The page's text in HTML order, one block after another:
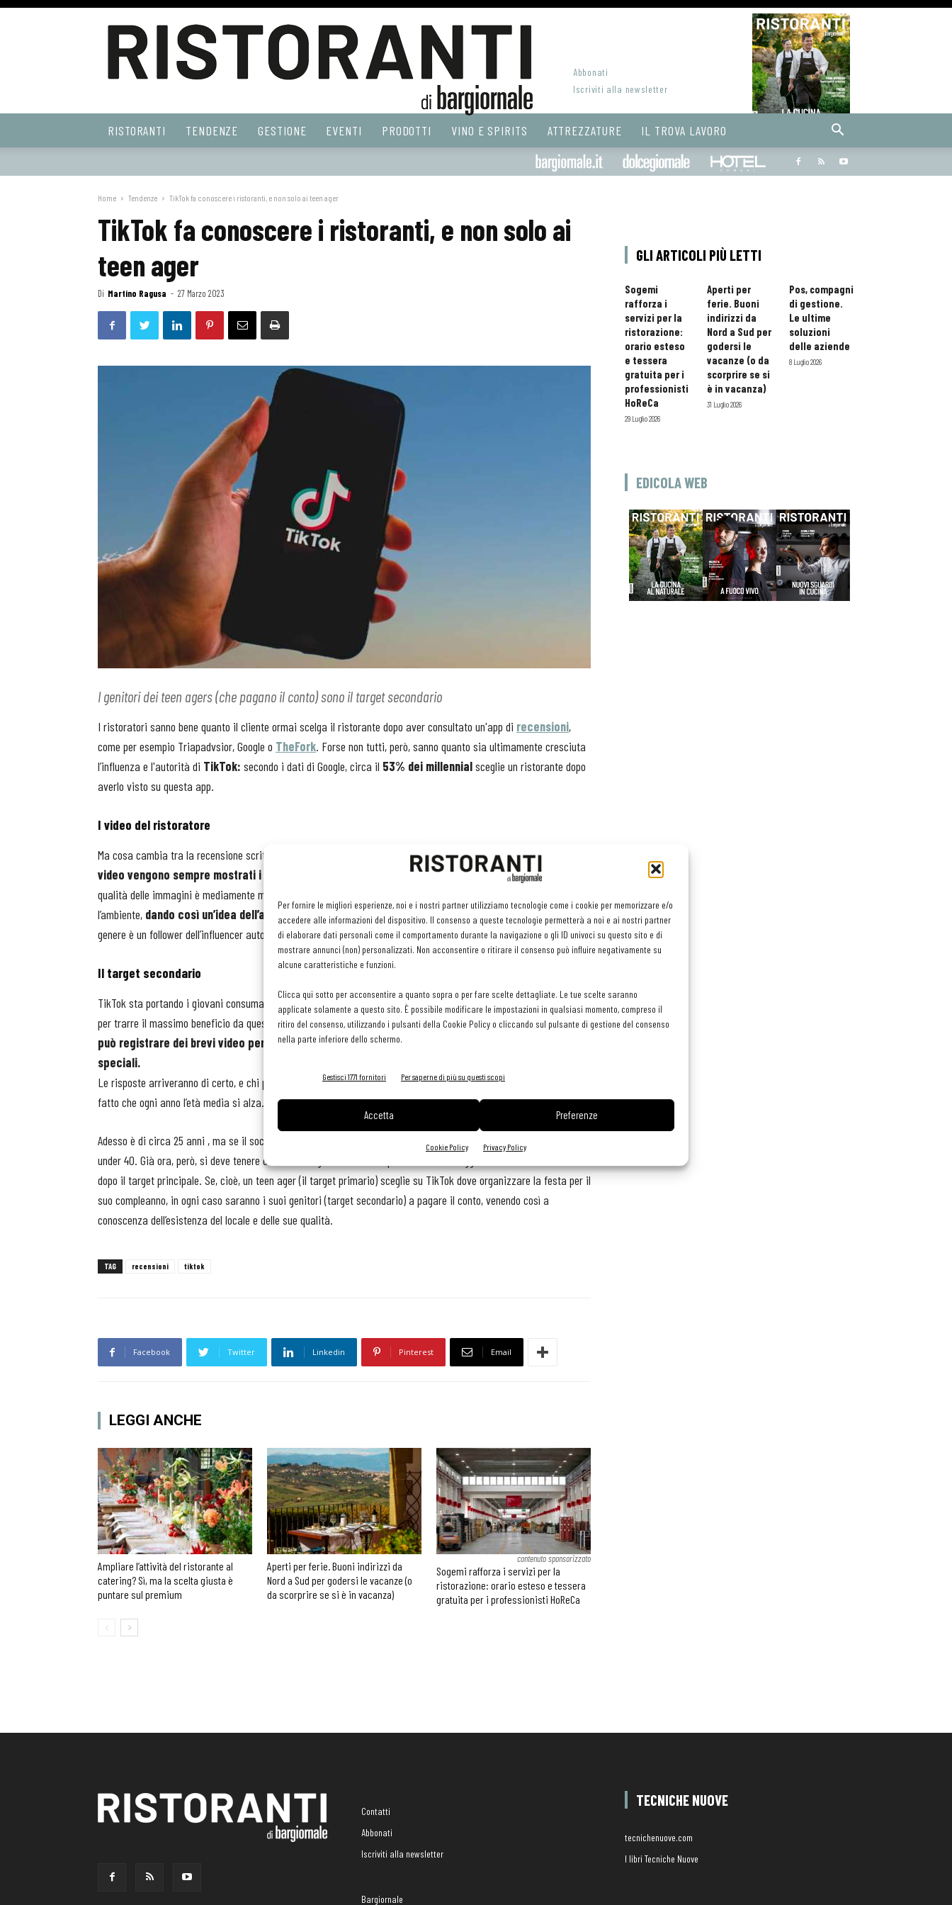
Per fornire le migliori esperienze, noi e i nostri partner utilizziamo tecnologie come i cookie per memorizzare e/o
accedere alle informazioni del dispositivo. Il consenso a queste tecnologie permetterà a noi e ai nostri partner
di elaborare dati personali come il comportamento durante la navigazione o gli ID univoci su questo sito e di
mostrare annunci (non) personalizzati. Non acconsentire o ritirare il consenso può influire negativamente su
alcune caratteristiche e funzioni.
Clicca qui sotto per acconsentire a quanto sopra o per fare scelte dettagliate. Le tue scelte saranno
applicate solamente a questo sito. È possibile modificare le impostazioni in qualsiasi momento, compreso il
ritiro del consenso, utilizzando i pulsanti della Cookie Policy o cliccando sul pulsante di gestione del consenso
nella parte inferiore dello schermo.
Gestisci 1771 fornitori Per saperne di più su questi scopi
Accetta Preferenze
Cookie Policy Privacy Policy
Web
Abbonati
Iscriviti alla newsletter
RISTORANTI TENDENZE GESTIONE EVENTI PRODOTTI VINO E SPIRITS ATTREZZATURE IL TROVA LAVORO
Bargiornale dolcegiornale
Home Tendenze TikTok fa conoscere i ristoranti, e non solo ai teen ager
TikTok fa conoscere i ristoranti, e non solo ai
teen ager
Di Martino Ragusa - 27 Marzo 2023
I genitori dei teen agers (che pagano il conto) sono il target secondario
I ristoratori sanno bene quanto il cliente ormai scelga il ristorante dopo aver consultato un'app di recensioni,
come per esempio Triapadvsior, Google o TheFork. Forse non tutti, però, sanno quanto sia ultimamente cresciuta
l’influenza e l'autorità di TikTok: secondo i dati di Google, circa il 53% dei millennialsceglie un ristorante dopo
averlo visto su questa app.
I video del ristoratore
Ma cosa cambia tra la recensione scritta su una pagina web e quella realizzata con un breve video? Anzitutto
video vengono sempre mostrati i piatti
, e non occasionalmente come avviene nelle recensioni scritte, e la
qualità delle immagini è mediamente maggiore rispetto a quella delle foto. Inoltre, i video mostrano l’arredo e
l’ambiente, dando così un’idea dell’atmosfera del locale. Va infine considerato che l’utente di TikTok in
genere è un follower dell’influencer autore del reel e si fida di lui.
Il target secondario
TikTok sta portando i giovani consumatori a nuovi ristoranti, ed è ovvio chiedersi cosa possa fare il ristoratore
per trarre il massimo beneficio da questa app. Non può certo scrivere egli stesso recensioni sul suo locale, ma
può registrare dei brevi video per mostrarlo ,illustrare il menu e pubblicizzare eventi e serate
speciali.
Le risposte arriveranno di certo, e chi pensa che gli utenti di TikTok siano troppo giovani deve tenere conto del
fatto che ogni anno l’età media si alza.
Adesso è di circa 25 anni , ma se il social continua a espandersi con il ritmo attuale, presto sarà il più visto dagli
under 40. Già ora, però, si deve tenere conto del target secondario, quello che viene raggiunto in seconda battuta
dopo il target principale. Se, cioè, un teen ager (il target primario) sceglie su TikTok dove organizzare la festa per il
suo compleanno, in ogni caso saranno i suoi genitori (target secondario) a pagare il conto, venendo così a
conoscenza dell’esistenza del locale e delle sue qualità.
TAG recensioni tiktok
Facebook Twitter Linkedin Pinterest Email
LEGGI ANCHE
Ampliare l’attività del ristorante al
catering? Sì, ma la scelta giusta è
puntare sul premium
Aperti per ferie. Buoni indirizzi da
Nord a Sud per godersi le vacanze (o
da scorprire se si è in vacanza)
contenuto sponsorizzato
Sogemi rafforza i servizi per la
ristorazione: orario esteso e tessera
gratuita per i professionisti HoReCa
GLI ARTICOLI PIÙ LETTI
Sogemi
rafforza i
servizi per la
ristorazione:
orario esteso
e tessera
gratuita per i
professionisti
HoReCa
29 Luglio 2026
Aperti per
ferie. Buoni
indirizzi da
Nord a Sud per
godersi le
vacanze (o da
scorprire se si
è in vacanza)
31 Luglio 2026
Pos, compagni
di gestione.
Le ultime
soluzioni
delle aziende
8 Luglio 2026
EDICOLA WEB
Contatti
Abbonati
Iscriviti alla newsletter
Bargiornale
TECNICHE NUOVE
tecnichenuove.com
I libri Tecniche Nuove